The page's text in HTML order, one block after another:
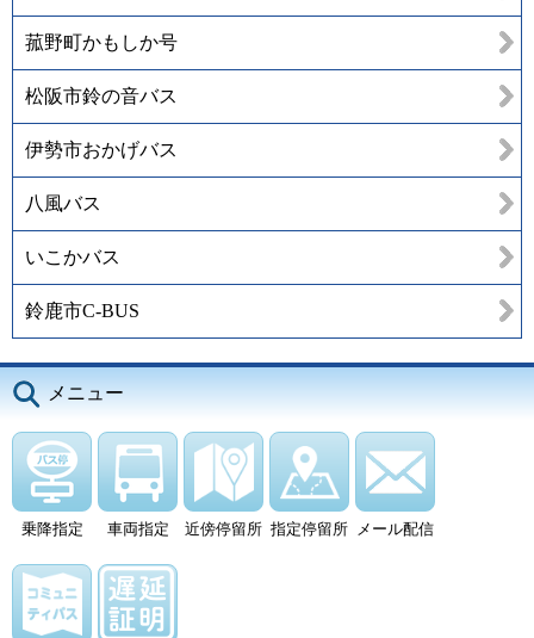
菰野町かもしか号
松阪市鈴の音バス
伊勢市おかげバス
八風バス
いこかバス
鈴鹿市C-BUS
メニュー
乗降指定 車両指定 近傍停留所 指定停留所 メール配信